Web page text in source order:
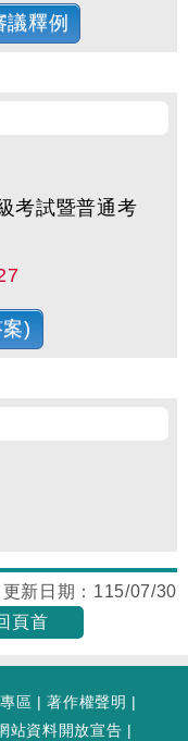
議釋例
考試暨普通考
)
更新日期： 115/07/30
頁首
區 |著作權聲明 |
站資料開放宣告 |